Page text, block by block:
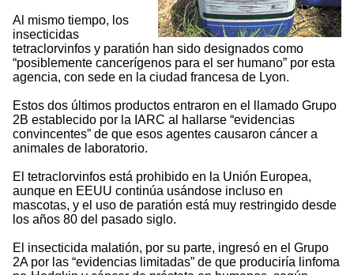
Al mismo tiempo, los
insecticidas
tetraclorvinfos y paratión han sido designados como
“posiblemente cancerígenos para el ser humano” por esta
agencia, con sede en la ciudad francesa de Lyon.
Estos dos últimos productos entraron en el llamado Grupo
2B establecido por la IARC al hallarse “evidencias
convincentes” de que esos agentes causaron cáncer a
animales de laboratorio.
El tetraclorvinfos está prohibido en la Unión Europea,
aunque en EEUU continúa usándose incluso en
mascotas, y el uso de paratión está muy restringido desde
los años 80 del pasado siglo.
El insecticida malatión, por su parte, ingresó en el Grupo
2A por las “evidencias limitadas” de que produciría linfoma